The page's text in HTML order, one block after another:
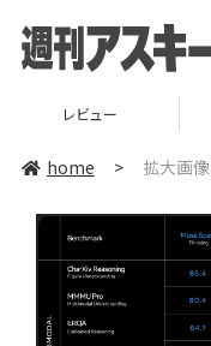
レビュー
home > 拡大画像